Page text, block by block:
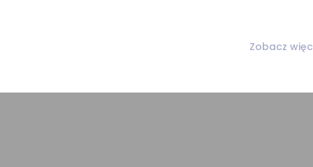
Zobacz